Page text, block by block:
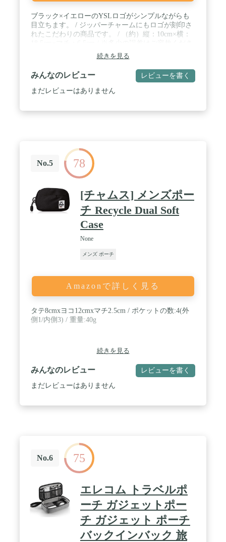
ブラック×イエローのYSLロゴがシンプルながらも
目立ちます。 / ジッパーチャームにもロゴが刻印さ
れたこだわりの商品です。 / （約）縦：10cm×横：
続きを見る
みんなのレビュー レビューを書く
まだレビューはありません
No.5 78
[チャムス] メンズポー
チ Recycle Dual Soft
Case
None
メンズ ポーチ
Amazonで詳しく見る
タテ8cmxヨコ12cmxマチ2.5cm / ポケットの数:4(外
側1/内側3) / 重量:40g
続きを見る
みんなのレビュー レビューを書く
まだレビューはありません
No.6 75
エレコム トラベルポ
ーチ ガジェットポー
チ ガジェット ポーチ
バックインバック 旅